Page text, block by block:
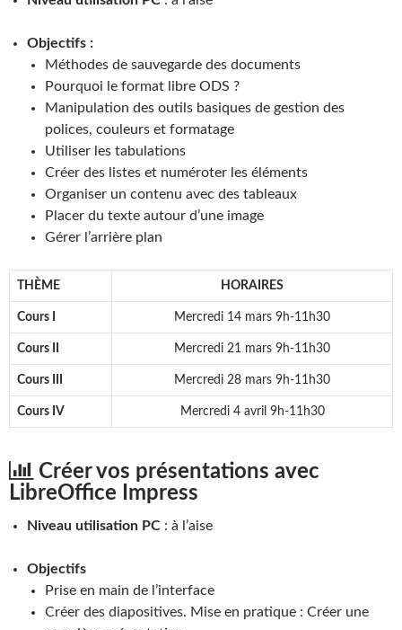
Objectifs :
Méthodes de sauvegarde des documents
Pourquoi le format libre ODS ?
Manipulation des outils basiques de gestion des
polices, couleurs et formatage
Utiliser les tabulations
Créer des listes et numéroter les éléments
Organiser un contenu avec des tableaux
Placer du texte autour d’une image
Gérer l’arrière plan
THÈME HORAIRES
Cours I Mercredi 14 mars 9h-11h30
Cours II Mercredi 21 mars 9h-11h30
Cours III Mercredi 28 mars 9h-11h30
Cours IV Mercredi 4 avril 9h-11h30
Créer vos présentations avec
LibreOffice Impress
Niveau utilisation PC : à l’aise
Objectifs
Prise en main de l’interface
Créer des diapositives. Mise en pratique : Créer une